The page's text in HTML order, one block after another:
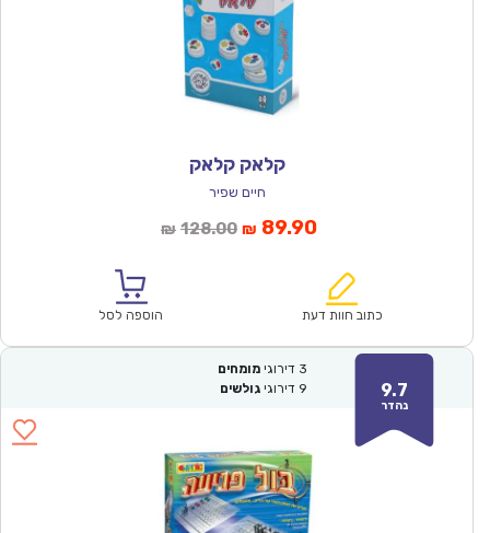
קלאק קלאק
חיים שפיר
₪ 128.00המחיר
₪128.00.
₪ 89.90המחיר
הוא:
כתוב חוות דעת הוספה לסל
9.7
נהדר
3 דירוגי מומחים
9 דירוגי גולשים